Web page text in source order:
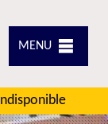
MENU